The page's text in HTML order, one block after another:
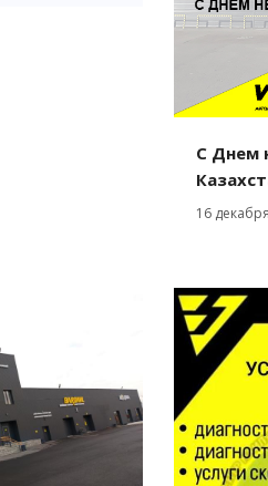
С Днем
16